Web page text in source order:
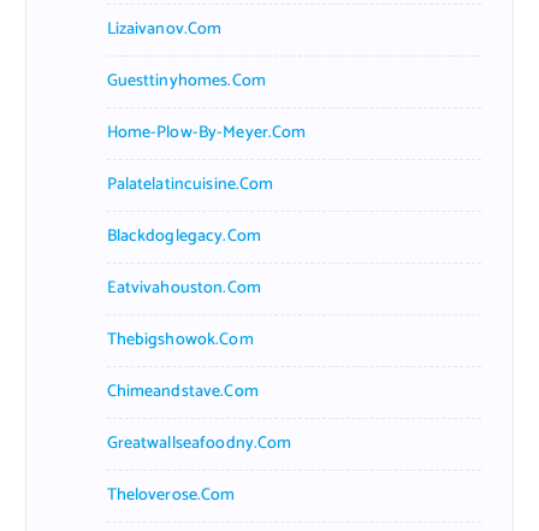
Lizaivanov.com
Guesttinyhomes.com
Home-Plow-By-Meyer.com
Palatelatincuisine.com
Blackdoglegacy.com
Eatvivahouston.com
Thebigshowok.com
Chimeandstave.com
Greatwallseafoodny.com
Theloverose.com